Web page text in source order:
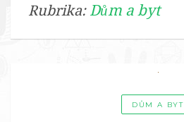
Rubrika: Dům a byt
DŮM A BYT